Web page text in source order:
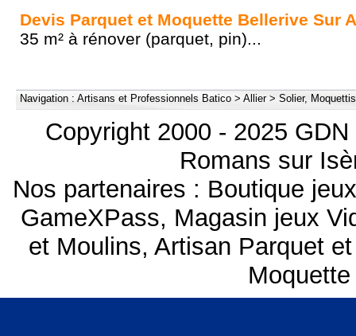
Devis Parquet et Moquette Bellerive Sur
35 m² à rénover (parquet, pin)...
Navigation : Artisans et Professionnels Batico > Allier> Solier,
Copyright 2000 - 2025
Romans sur
Nos partenaires : Boutique
GameXPass, Magasin jeux
et Moulins, Artisan Parquet